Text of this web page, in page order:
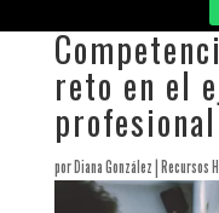
reto en el
porDiana González |Recursos